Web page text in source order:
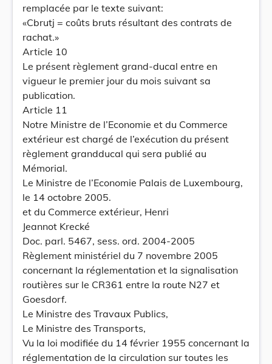
remplacée par le texte suivant:
«Cbrutj = coûts bruts résultant des contrats de
rachat.»
Article 10
Le présent règlement grand-ducal entre en
vigueur le premier jour du mois suivant sa
publication.
Article 11
Notre Ministre de l’Economie et du Commerce
extérieur est chargé de l’exécution du présent
règlement grandducal qui sera publié au
Mémorial.
Le Ministre de l’Economie Palais de Luxembourg,
le 14 octobre 2005.
et du Commerce extérieur, Henri
Jeannot Krecké
Doc. parl. 5467, sess. ord. 2004-2005
Règlement ministériel du 7 novembre 2005
concernant la réglementation et la signalisation
routières sur le CR361 entre la route N27 et
Goesdorf.
Le Ministre des Travaux Publics,
Le Ministre des Transports,
Vu la loi modifiée du 14 février 1955 concernant la
réglementation de la circulation sur toutes les